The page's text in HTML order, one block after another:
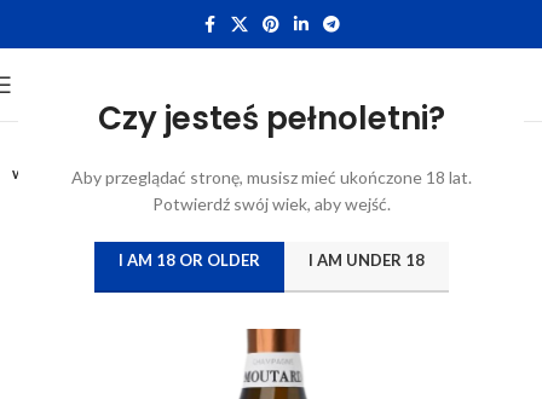
Czy jesteś pełnoletni?
Aby przeglądać stronę, musisz mieć ukończone 18 lat.
Potwierdź swój wiek, aby wejść.
I AM 18 OR OLDER I AM UNDER 18
WYTRAWNE